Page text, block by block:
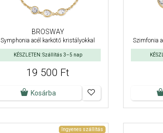
BROSWAY
Symphonia acél karkötő kristályokkal
KÉSZLETEN: Szállítás 3–5 nap
19 500 Ft
Kosárba
Szimfonia
Ingyenes szállítás